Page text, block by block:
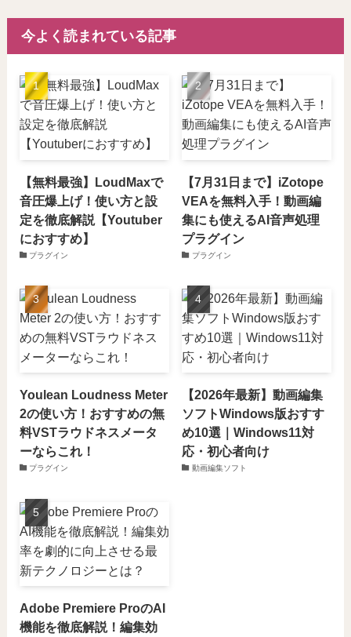
今よく読まれている記事
【無料最強】LoudMaxで
音圧爆上げ！使い方と設
定を徹底解説【Youtuber
におすすめ】
プラグイン
【7月31日まで】iZotope
VEAを無料入手！動画編
集にも使えるAI音声処理
プラグイン
プラグイン
Youlean Loudness Meter
2の使い方！おすすめの無
料VSTラウドネスメータ
ーならこれ！
プラグイン
【2026年最新】動画編集
ソフトWindows版おすす
め10選｜Windows11対
応・初心者向け
動画編集ソフト
Adobe Premiere ProのAI
機能を徹底解説！編集効